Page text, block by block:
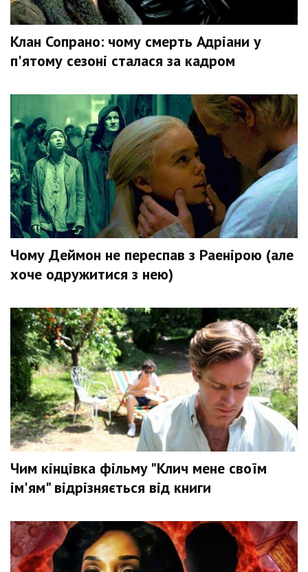
Клан Сопрано: чому смерть Адріани у
п'ятому сезоні сталася за кадром
Чому Деймон не переспав з Раенірою (але
хоче одружитися з нею)
Чим кінцівка фільму "Клич мене своїм
ім'ям" відрізняється від книги